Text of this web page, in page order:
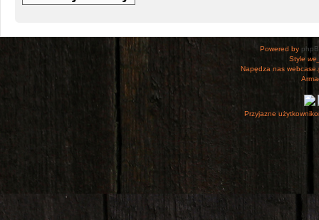
Powered by
Style
Napędza nas
Przyjazne